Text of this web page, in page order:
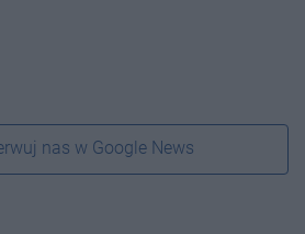
nas w Google News